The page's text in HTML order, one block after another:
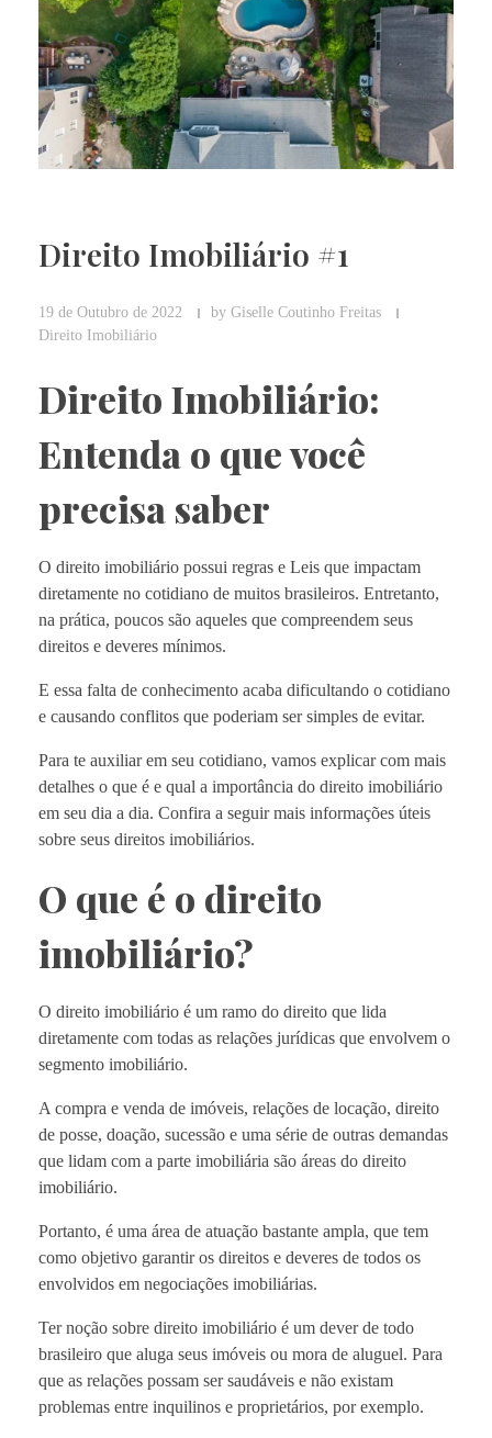
Direito Imobiliário #1
19 de Outubro de 2022 by Giselle Coutinho Freitas
Direito Imobiliário
Direito Imobiliário:
Entenda o que você
precisa saber
O direito imobiliário possui regras e Leis que impactam
diretamente no cotidiano de muitos brasileiros. Entretanto,
na prática, poucos são aqueles que compreendem seus
direitos e deveres mínimos.
E essa falta de conhecimento acaba dificultando o cotidiano
e causando conflitos que poderiam ser simples de evitar.
Para te auxiliar em seu cotidiano, vamos explicar com mais
detalhes o que é e qual a importância do direito imobiliário
em seu dia a dia. Confira a seguir mais informações úteis
sobre seus direitos imobiliários.
O que é o direito
imobiliário?
O direito imobiliário é um ramo do direito que lida
diretamente com todas as relações jurídicas que envolvem o
segmento imobiliário.
A compra e venda de imóveis, relações de locação, direito
de posse, doação, sucessão e uma série de outras demandas
que lidam com a parte imobiliária são áreas do direito
imobiliário.
Portanto, é uma área de atuação bastante ampla, que tem
como objetivo garantir os direitos e deveres de todos os
envolvidos em negociações imobiliárias.
Ter noção sobre direito imobiliário é um dever de todo
brasileiro que aluga seus imóveis ou mora de aluguel. Para
que as relações possam ser saudáveis e não existam
problemas entre inquilinos e proprietários, por exemplo.